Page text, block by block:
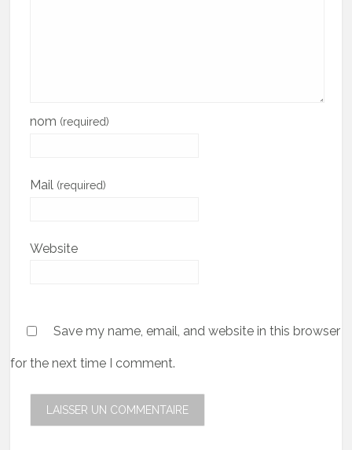
nom (required)
Mail (required)
Website
Save my name, email, and website in this browser
for the next time I comment.